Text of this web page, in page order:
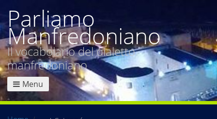
Parliamo
Manfredoniano
Il vocabolario del dialetto
manfredoniano
Menu